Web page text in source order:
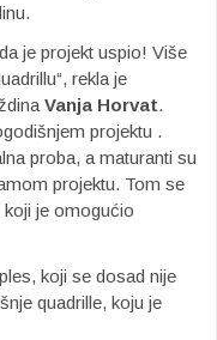
je projekt uspio! Više
rekla je
Vanja Horvat.
projektu .
proba, a maturanti su
projektu. Tom se
je omogućio
koji se dosad nije
quadrille, koju je